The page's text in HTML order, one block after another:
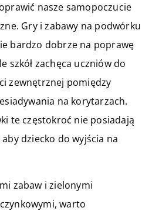
nasze samopoczucie
Gry i zabawy na podwórku
bardzo dobrze na poprawę
szkół zachęca uczniów do
zewnętrznej pomiędzy
na korytarzach.
te częstokroć nie posiadają
aby dziecko do wyjścia na
zabaw i zielonymi
warto